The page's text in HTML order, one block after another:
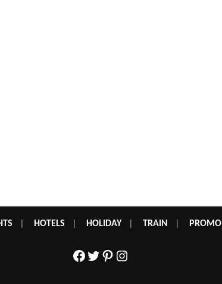
HOTELS HOLIDAY| TRAIN PROMO
Facebook
Twitter
Pinterest
Instagram